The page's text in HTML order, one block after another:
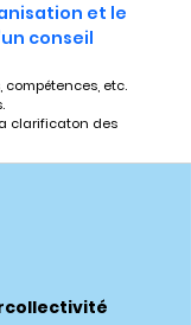
et le
conseil
compétences, etc.